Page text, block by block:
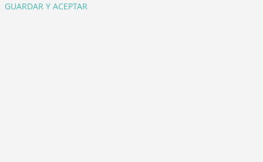
GUARDAR Y ACEPTAR